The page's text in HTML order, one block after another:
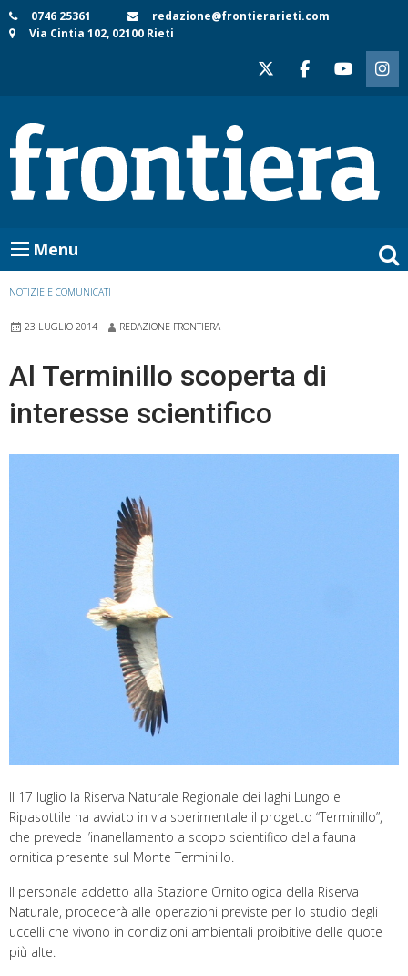
Skip
to
0746 25361
redazione@frontierarieti.com
Via Cintia 102, 02100 Rieti
Menu
NOTIZIE E COMUNICATI
23 LUGLIO 2014 REDAZIONE FRONTIERA
Al Terminillo scoperta di
interesse scientifico
Il 17 luglio la Riserva Naturale Regionale dei laghi Lungo e
Ripasottile ha avviato in via sperimentale il progetto “Terminillo”,
che prevede l’inanellamento a scopo scientifico della fauna
ornitica presente sul Monte Terminillo.
Il personale addetto alla Stazione Ornitologica della Riserva
Naturale, procederà alle operazioni previste per lo studio degli
uccelli che vivono in condizioni ambientali proibitive delle quote
più alte.